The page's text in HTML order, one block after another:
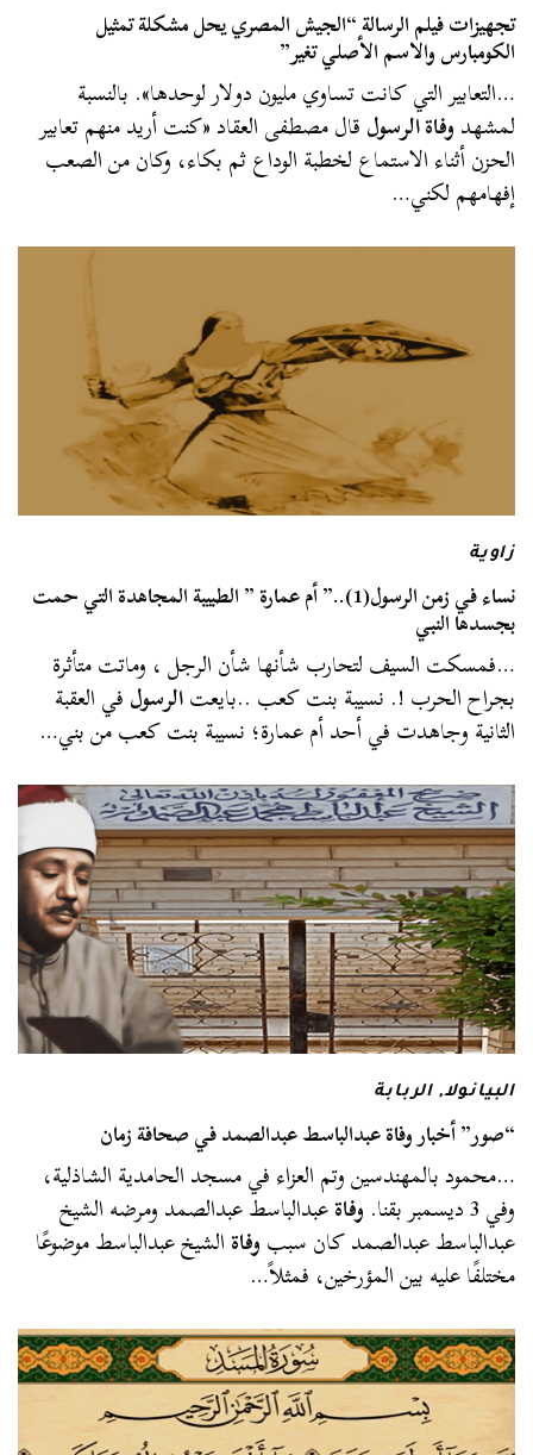
تجهيزات فيلم الرسالة “الجيش المصري يحل مشكلة تمثيل
الكومبارس والاسم الأصلي تغير”
…التعابير التي كانت تساوي مليون دولار لوحدها». بالنسبة
لمشهدوفاة الرسولقال مصطفى العقاد «كنت أريد منهم تعابير
الحزن أثناء الاستماع لخطبة الوداع ثم بكاء، وكان من الصعب
إفهامهم لكني…
زاوية
نساء في زمن الرسول(1)..” أم عمارة ” الطبيبة المجاهدة التي حمت
بجسدها النبي
…فمسكت السيف لتحارب شأنها شأن الرجل ، وماتت متأثرة
بجراح الحرب !. نسيبة بنت كعب ..بايعتالرسولفي العقبة
الثانية وجاهدت في أحد أم عمارة؛ نسيبة بنت كعب من بني…
البيانولا,الربابة
“صور” أخبار وفاة عبدالباسط عبدالصمد في صحافة زمان
…محمود بالمهندسين وتم العزاء في مسجد الحامدية الشاذلية،
وفي 3 ديسمبر بقنا. وفاةعبدالباسط عبدالصمد ومرضه الشيخ
عبدالباسط عبدالصمد كان سببوفاةالشيخ عبدالباسط موضوعًا
مختلفًا عليه بين المؤرخين، فمثلاً…